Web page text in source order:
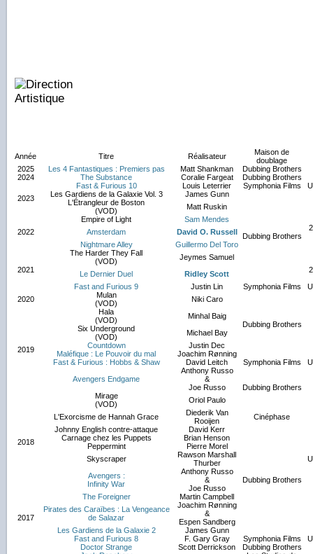
Année Titre Réalisateur
Maison de
doublage
2025
Les 4 Fantastiques : Premiers pas Matt Shankman
Dubbing Brothers
2024
The Substance Coralie Fargeat Dubbing Brothers
2023
Fast & Furious 10 Louis Leterrier Symphonia Films
Les Gardiens de la Galaxie Vol. 3
James Gunn
Dubbing Brothers
L'Étrangleur de Boston
(VOD)
Matt Ruskin
2022
Empire of Light
Sam Mendes
Amsterdam
David O. Russell
Nightmare Alley
Guillermo Del Toro
2021
The Harder They Fall
(VOD)
Jeymes Samuel
Le Dernier Duel
Ridley Scott
Fast and Furious 9
Justin Lin Symphonia Films
2020
Mulan
(VOD)
Niki Caro
Dubbing Brothers
2019
Hala
(VOD)
Minhal Baig
Six Underground
(VOD)
Michael Bay
Countdown
Justin Dec
Maléfique : Le Pouvoir du mal
Joachim Rønning
Fast & Furious : Hobbs & Shaw
David Leitch Symphonia Films
Avengers Endgame
Anthony Russo
&
Joe Russo
Dubbing Brothers
2018
Mirage
(VOD)
Oriol Paulo
L'Exorcisme de Hannah Grace
Diederik Van
Rooijen
Cinéphase
Johnny English contre-attaque
David Kerr
Dubbing Brothers
Carnage chez les Puppets
Brian Henson
Peppermint
Pierre Morel
Skyscraper
Rawson Marshall
Thurber
Avengers :
Infinity War
Anthony Russo
&
Joe Russo
2017
The Foreigner
Martin Campbell
Pirates des Caraïbes : La Vengeance
de Salazar
Joachim Rønning
&
Espen Sandberg
Les Gardiens de la Galaxie 2
James Gunn
Fast and Furious 8
F. Gary Gray Symphonia Films
Doctor Strange Scott Derrickson
Dubbing Brothers